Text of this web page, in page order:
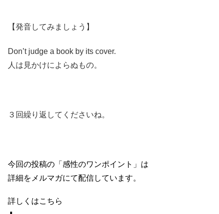
【発音してみましょう】
Don’t judge a book by its cover.
人は見かけによらぬもの。
３回繰り返してくださいね。
今回の投稿の「感性のワンポイント」は
詳細をメルマガにて配信しています。
詳しくはこちら